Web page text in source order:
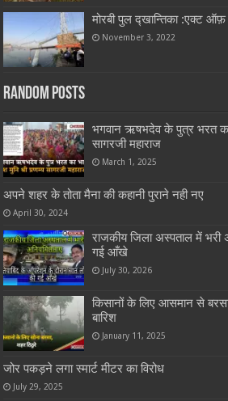
मोरबी पुल द्खान्तिका :एक्ट
November 3, 2022
Random Posts
भगवान ऋषभदेव के पुत्र भरत
सागरजी महाराज
March 1, 2025
अपने शहर के तोता मैना की
राजकीय जिला अस्पताल में भरी
गई आँखे
किसानों के लिए आसमान से
बारिश